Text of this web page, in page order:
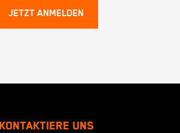
JETZT ANMELDEN
KONTAKTIERE UNS